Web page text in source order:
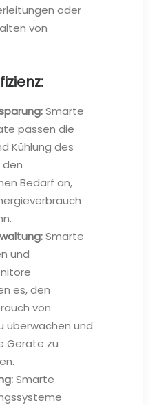
oder
von
Smarte
passen die
Kühlung des
den
Bedarf an,
Smarte
und
es, den
von
überwachen und
Geräte zu
Smarte